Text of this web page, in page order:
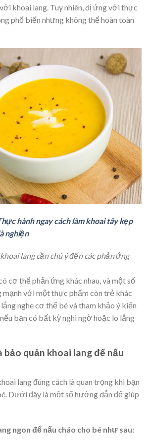
khoai lang. Tuy nhiên, dị ứng với thực
phổ biến nhưng không thể hoàn toàn
hành ngay cách làm khoai tây kẹp
nghiện
lang cần chú ý đến các phản ứng
cơ thể phản ứng khác nhau, và một số
mạnh với một thực phẩm còn trẻ khác
nghe cơ thể bé và tham khảo ý kiến
bạn có bất kỳ nghi ngờ hoặc lo lắng
bảo quản khoai lang để nấu
lang đúng cách là quan trọng khi bạn
Dưới đây là một số hướng dẫn để giúp
ngon để nấu cháo cho bé như sau: